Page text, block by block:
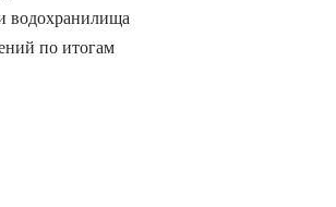
водохранилища
по итогам